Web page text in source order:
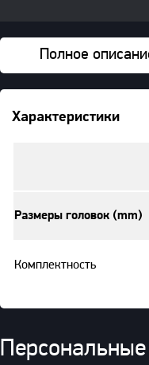
Полное
Характеристики
Размеры головок (mm)
Комплектность